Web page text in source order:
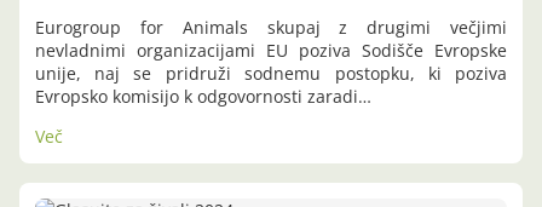
Eurogroup for Animals skupaj z drugimi večjimi
nevladnimi organizacijami EU poziva Sodišče Evropske
unije, naj se pridruži sodnemu postopku, ki poziva
Evropsko komisijo k odgovornosti zaradi…
Več